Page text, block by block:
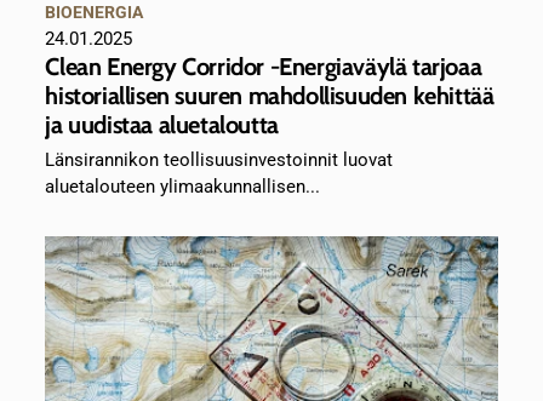
BIOENERGIA
24.01.2025
Clean Energy Corridor -Energiaväylä tarjoaa
historiallisen suuren mahdollisuuden kehittää
ja uudistaa aluetaloutta
Länsirannikon teollisuusinvestoinnit luovat
aluetalouteen ylimaakunnallisen...